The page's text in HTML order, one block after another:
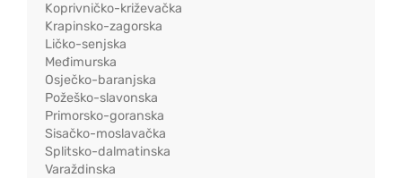
Koprivničko-križevačka
Krapinsko-zagorska
Ličko-senjska
Međimurska
Osječko-baranjska
Požeško-slavonska
Primorsko-goranska
Sisačko-moslavačka
Splitsko-dalmatinska
Varaždinska